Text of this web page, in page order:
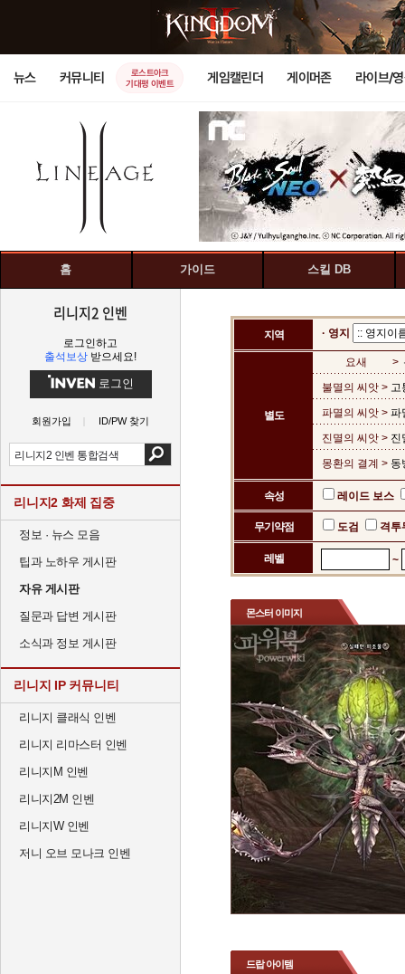
뉴스 커뮤니티
로스트아크
기대평 이벤트
게임캘린더 게이머존 라이브/
홈 가이드 스킬 DB
리니지2 인벤
로그인하고
출석보상 받으세요!
로그인
회원가입 ID/PW 찾기
리니지2 화제 집중
정보 · 뉴스 모음
팁과 노하우 게시판
자유 게시판
질문과 답변 게시판
소식과 정보 게시판
리니지 IP 커뮤니티
리니지 클래식 인벤
리니지 리마스터 인벤
리니지M 인벤
리니지2M 인벤
리니지W 인벤
저니 오브 모나크 인벤
지역 · 영지
별도
요새 >
불멸의 씨앗 > 고
파멸의 씨앗 > 파
진멸의 씨앗 > 진
몽환의 결계 > 동
속성 레이드 보스
무기약점 도검 격
레벨 ~
몬스터 이미지
드랍 아이템